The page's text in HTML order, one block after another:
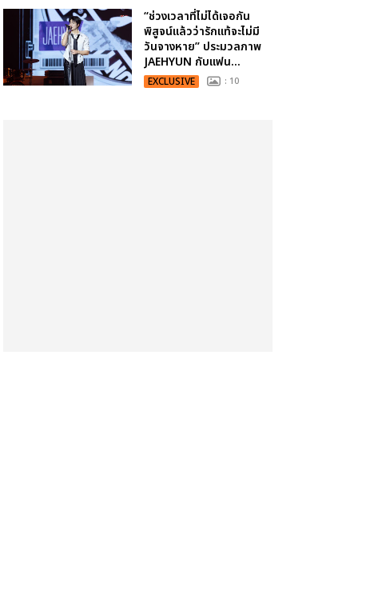
“ช่วงเวลาที่ไม่ได้เจอกัน
พิสูจน์แล้วว่ารักแท้จะไม่มี
วันจางหาย” ประมวลภาพ
JAEHYUN กับแฟน...
EXCLUSIVE : 10